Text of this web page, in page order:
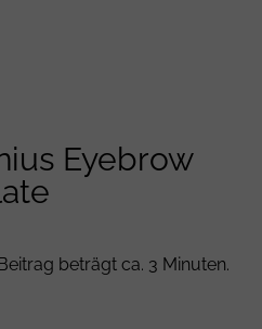
Eyebrow
beträgt ca. 3 Minuten.